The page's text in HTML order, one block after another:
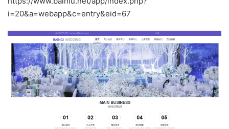
i=20&a=webapp&c=entry&eid=67